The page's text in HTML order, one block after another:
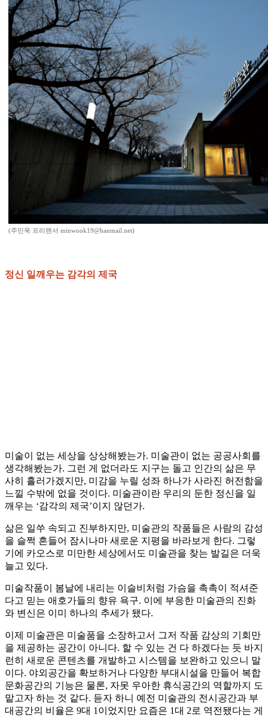
(주민욱 프리랜서 minwook19@hanmail.net)
정신 일깨우는 감각의 제국
미술이 없는 세상을 상상해봤는가. 미술관이 없는 공공사회를
생각해봤는가. 그런 게 없더라도 지구는 돌고 인간의 삶은 무
사히 흘러가겠지만, 미감을 누릴 성좌 하나가 사라진 허전함을
느낄 수밖에 없을 것이다. 미술관이란 우리의 둔한 정신을 일
깨우는 ‘감각의 제국’이지 않던가.
삶은 일쑤 속되고 진부하지만, 미술관의 작품들은 사람의 감성
을 슬쩍 흔들어 잠시나마 새로운 지평을 바라보게 한다. 그렇
기에 카오스로 미만한 세상에서도 미술관을 찾는 발길은 더욱
늘고 있다.
미술작품이 봄날에 내리는 이슬비처럼 가슴을 촉촉이 적셔준
다고 믿는 애호가들의 향유 욕구. 이에 부응한 미술관의 진화
와 변신은 이미 하나의 추세가 됐다.
이제 미술관은 미술품을 소장하고서 그저 작품 감상의 기회만
을 제공하는 공간이 아니다. 할 수 있는 건 다 하겠다는 듯 바지
런히 새로운 콘텐츠를 개발하고 시스템을 보완하고 있으니 말
이다. 야외공간을 확보하거나 다양한 부대시설을 만들어 복합
문화공간의 기능은 물론, 자못 우아한 휴식공간의 역할까지 도
맡고자 하는 것 같다. 듣자 하니 예전 미술관의 전시공간과 부
대공간의 비율은 9대 1이었지만 요즘은 1대 2로 역전됐다는 게